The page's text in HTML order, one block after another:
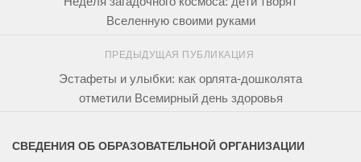
Вселенную своими руками
ПРЕДЫДУЩАЯ ПУБЛИКАЦИЯ
Эстафеты и улыбки: как орлята-дошколята
отметили Всемирный день здоровья
СВЕДЕНИЯ ОБ ОБРАЗОВАТЕЛЬНОЙ ОРГАНИЗАЦИИ